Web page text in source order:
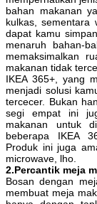
bahan makanan
kulkas, sementara
dapat kamu
menaruh bahan-
memaksimalkan
makanan tidak
IKEA 365+, yang
menjadi solusi
tercecer. Bukan
segi empat ini
makanan untuk
beberapa IKEA
Produk ini juga
microwave, lho.
2.Percantik meja
Bosan dengan
membuat meja